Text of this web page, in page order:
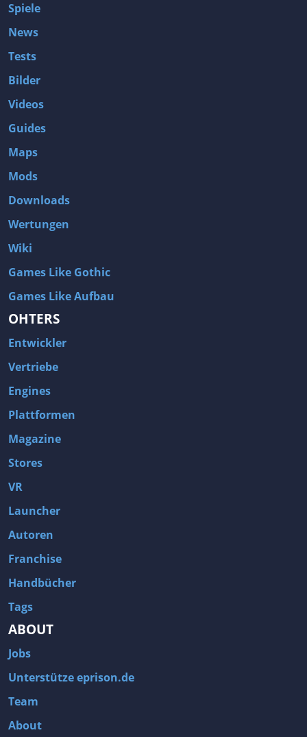
Spiele
News
Tests
Bilder
Videos
Guides
Maps
Mods
Downloads
Wertungen
Wiki
Games Like Gothic
Games Like Aufbau
OHTERS
Entwickler
Vertriebe
Engines
Plattformen
Magazine
Stores
VR
Launcher
Autoren
Franchise
Handbücher
Tags
ABOUT
Jobs
Unterstütze eprison.de
Team
About